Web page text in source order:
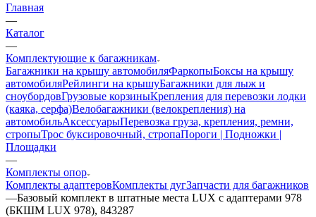
Главная
—
Каталог
—
Комплектующие к багажникам
Багажники на крышу автомобиляФаркопыБоксы на крышу
автомобиляРейлинги на крышуБагажники для лыж и
сноубордовГрузовые корзиныКрепления для перевозки лодки
(каяка, серфа)Велобагажники (велокрепления) на
автомобильАксессуарыПеревозка груза, крепления, ремни,
стропыТрос буксировочный, стропаПороги | Подножки |
Площадки
—
Комплекты опор
Комплекты адаптеровКомплекты дугЗапчасти для багажников
—Базовый комплект в штатные места LUX с адаптерами 978
(БКШМ LUX 978), 843287